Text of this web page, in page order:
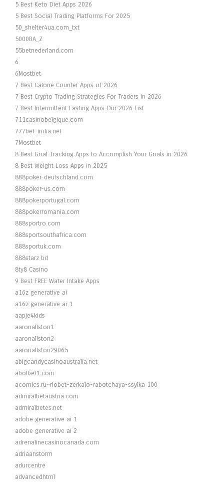
5 Best Keto Diet Apps 2026
5 Best Social Trading Platforms For 2025
50_shelter4ua.com_txt
5000BA_Z
55betnederland.com
6
6Mostbet
7 Best Calorie Counter Apps of 2026
7 Best Crypto Trading Strategies For Traders In 2026
7 Best Intermittent Fasting Apps Our 2026 List
711casinobelgique.com
777bet-india.net
7Mostbet
8 Best Goal-Tracking Apps to Accomplish Your Goals in 2026
8 Best Weight Loss Apps in 2025
888poker-deutschland.com
888poker-us.com
888pokerportugal.com
888pokerromania.com
888sportro.com
888sportsouthafrica.com
888sportuk.com
888starz bd
8ty8 Casino
9 Best FREE Water Intake Apps
a16z generative ai
a16z generative ai 1
aapje4kids
aaronallston1
aaronallston2
aaronallston29065
abigcandycasinoaustralia.net
abolbet1.com
acomics.ru~riobet-zerkalo-rabotchaya-ssylka 100
admiralbetaustria.com
admiralbetes.net
adobe generative ai 1
adobe generative ai 2
adrenalinecasinocanada.com
adriaanstorm
adurcentre
advancedhtml